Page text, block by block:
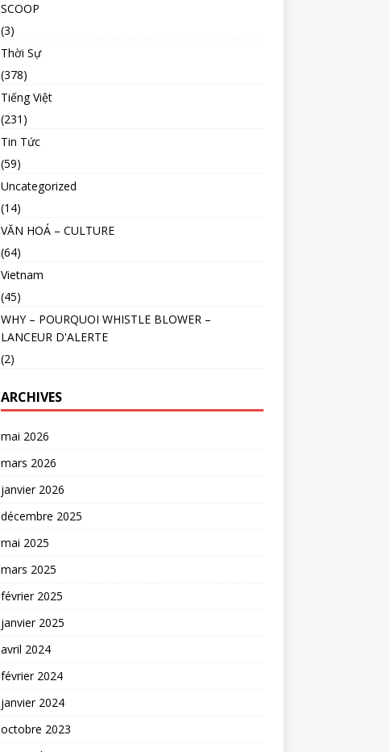
SCOOP
(3)
Thời Sự
(378)
Tiếng Việt
(231)
Tin Tức
(59)
Uncategorized
(14)
VĂN HOÁ – CULTURE
(64)
Vietnam
(45)
WHY – POURQUOI WHISTLE BLOWER –
LANCEUR D'ALERTE
(2)
ARCHIVES
mai 2026
mars 2026
janvier 2026
décembre 2025
mai 2025
mars 2025
février 2025
janvier 2025
avril 2024
février 2024
janvier 2024
octobre 2023